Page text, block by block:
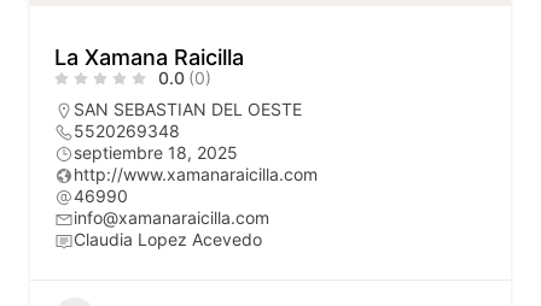
La Xamana Raicilla
0.0 (0)
SAN SEBASTIAN DEL OESTE
5520269348
septiembre 18, 2025
http://www.xamanaraicilla.com
46990
info@xamanaraicilla.com
Claudia Lopez Acevedo